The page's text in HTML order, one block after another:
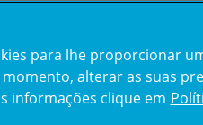
para lhe proporcionar
alterar as suas
informações clique em